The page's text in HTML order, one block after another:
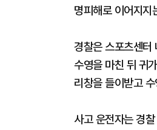
명피해로 이어지지
경찰은 스포츠센터
수영을 마친 뒤 귀
리창을 들이받고
사고 운전자는 경